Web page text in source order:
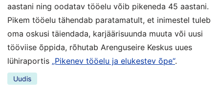
aastani ning oodatav tööelu võib pikeneda 45 aastani.
Pikem tööelu tähendab paratamatult, et inimestel tuleb
oma oskusi täiendada, karjäärisuunda muuta või uusi
tööviise õppida, rõhutab Arenguseire Keskus uues
lühiraportis „Pikenev tööelu ja elukestev õpe“.
Uudis